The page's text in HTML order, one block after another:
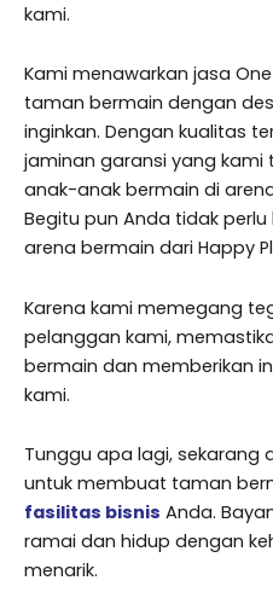
kami.
Kami menawarkan jasa
taman bermain dengan
inginkan. Dengan kualitas
jaminan garansi yang kami
anak-anak bermain di
Begitu pun Anda tidak
arena bermain dari Happy
Karena kami memegang
pelanggan kami,
bermain dan memberikan
kami.
Tunggu apa lagi,
untuk membuat taman
fasilitas bisnis Anda.
ramai dan hidup dengan
menarik.